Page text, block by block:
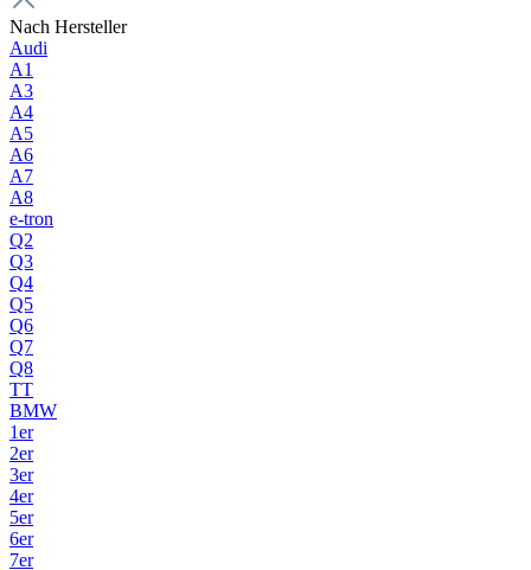
Nach Hersteller
Audi
A1
A3
A4
A5
A6
A7
A8
e-tron
Q2
Q3
Q4
Q5
Q6
Q7
Q8
TT
BMW
1er
2er
3er
4er
5er
6er
7er